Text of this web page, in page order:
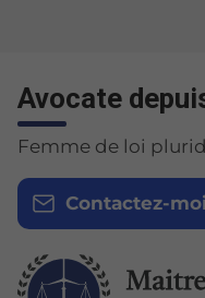
Avocate
Femme de loi
Contactez-moi